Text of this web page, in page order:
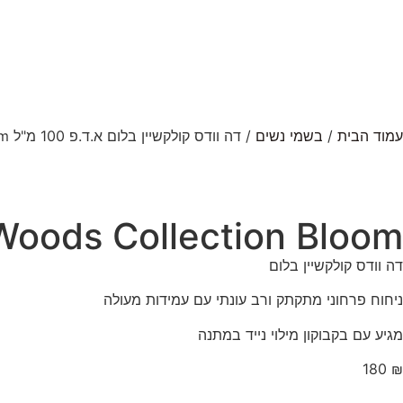
עמוד הבית / בשמי נשים / דה וודס קולקשיין בלום א.ד.פ 100 מ"ל The Woods Collection Bloom
Collection Bloom
דה וודס קולקשיין בלום
ניחוח פרחוני מתקתק ורב עונתי עם עמידות מעולה
מגיע עם בקבוקון מילוי נייד במתנה
180 ₪